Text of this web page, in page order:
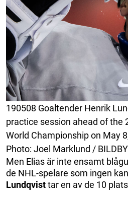
190508 Goaltender Henrik
practice session ahead of the
World Championship on May
Photo: Joel Marklund /
Men Elias är inte ensamt
de NHL-spelare som ingen
Lundqvisttar en av de 10